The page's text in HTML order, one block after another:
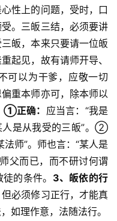
性上的问题，受时，口
。三皈三结，必须要讲
皈，本来只要请一位皈
起见，故有请师开导、
可以为干爹，应敬一切
重本师亦可，除本师以
①正确： 应当言：“我是
人是从我受的三皈”。②
师”。师也言：“某人是
父而已，而不研讨何谓
的条件。 3、皈依的行
必须修习正行，才能真
如理作意，法随法行。